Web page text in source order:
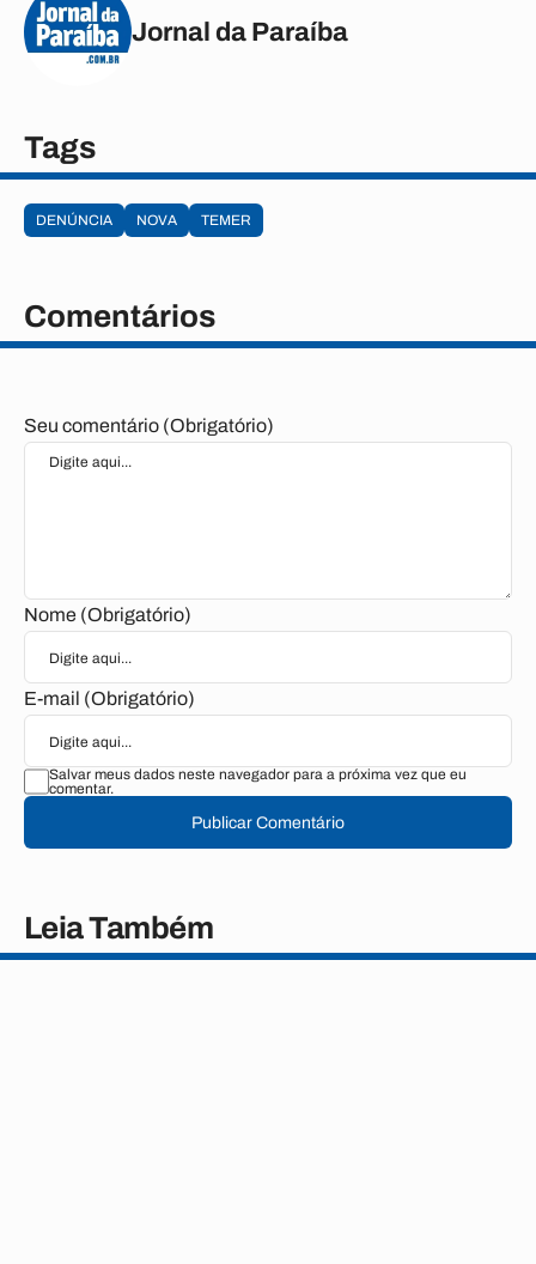
Jornal da Paraíba
Tags
DENÚNCIA NOVA TEMER
Comentários
Seu comentário (Obrigatório)
Nome (Obrigatório)
E-mail (Obrigatório)
Salvar meus dados neste navegador para a próxima vez que eu
comentar.
Publicar Comentário
Leia Também